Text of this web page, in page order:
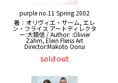
purple no.11 Spring 2002
著：オリヴィエ・ザーム, エレ
ン・フライス アートディレクタ
ー:大類信 / Author: :Olivier
Zahm, Elein Fleiss Art
Director:Makoto Oorui
sold out